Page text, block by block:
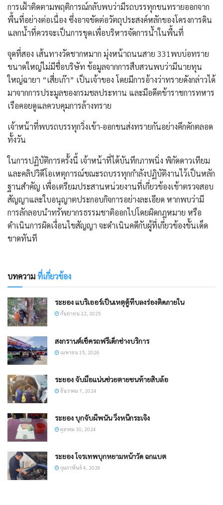
การเฝ้าติดตามพฤติการณ์กลับพบว่ามีรถบรรทุกขนทรายออกจาก
พื้นที่อย่างต่อเนื่อง ซึ่งอาจขัดต่อวัตถุประสงค์หลักของโครงการดิน
แลกน้ำที่ควรจะเป็นการขุดเพื่อบริหารจัดการน้ำในพื้นที่
จุดที่สอง เส้นทางวัดชากหมาก มุ่งหน้าถนนสาย 331พบบ่อทราย
ขนาดใหญ่ไม่มีชื่อบริษัท ข้อมูลจากการสืบสวนพบว่ามีนายทุน
ใหญ่ฉายา “เสี่ยเก๊า” เป็นเจ้าของ โดยมีการอ้างว่าทรายดังกล่าวได้
มาจากการประมูลของกรมชลประทาน และมีอดีตข้าราชการทหาร
เรือคอยดูแลควบคุมการล้างทราย
เจ้าหน้าที่พบรถบรรทุกวิ่งเข้า-ออกขนส่งทรายกันอย่างคึกคักตลอด
ทั้งวัน
ในการปฏิบัติการครั้งนี้ เจ้าหน้าที่ได้บันทึกภาพนิ่ง พิกัดดาวเทียม
และคลิปวิดีโอเหตุการณ์ขณะรถบรรทุกกำลังปฏิบัติงานไว้เป็นหลัก
ฐานสำคัญ เพื่อเตรียมประสานหน่วยงานที่เกี่ยวข้องเข้าตรวจสอบ
สัญญาและใบอนุญาตประกอบกิจการอย่างละเอียด หากพบว่ามี
การลักลอบนำทรัพยากรธรรมชาติออกไปโดยผิดกฎหมาย หรือ
ดำเนินการผิดเงื่อนไขสัญญา จะดำเนินคดีกับผู้ที่เกี่ยวข้องขั้นเด็ด
ขาดทันที
บทความที่เกี่ยวข้อง
ระยอง แบริเออร์เป็นเหตุตู้ทึบลงร่องติดภายใน
กันยายน 22, 2025
สงกรานต์เช็ครถฟรีเด็กช่างบริการ
เมษายน 15, 2026
ระยอง จับมือแน่นช่วยตายชนท้ายสิบล้อ
ธันวาคม 7, 2024
ระยอง บุกจับผีพนัน วิ่งหนีกระเจิง
ตุลาคม 30, 2024
ระยอง โจรเทพบุกหยามหน้าวัด ฉกแบต
กุมภาพันธ์ 4, 2026